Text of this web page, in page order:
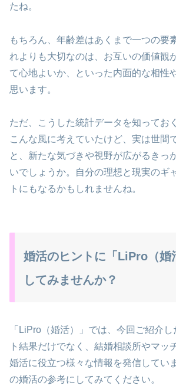
たね。
もちろん、年齢差はあくまで一つの要
れよりも大切なのは、お互いの価値観
て心地よいか、といった内面的な相性
思います。
ただ、こうした統計データを知ってお
こんな風に考えていたけど、実は世間
と、新たな気づきや視野が広がるきっ
いでしょうか。自分の理想と現実のギ
トにもなるかもしれませんね。
婚活のヒントに「LiPro（婚
してみませんか？
「LiPro（婚活）」では、今回ご紹介
ト結果だけでなく、結婚相談所やマッ
婚活に役立つ様々な情報を発信してい
の婚活の参考にしてみてください。